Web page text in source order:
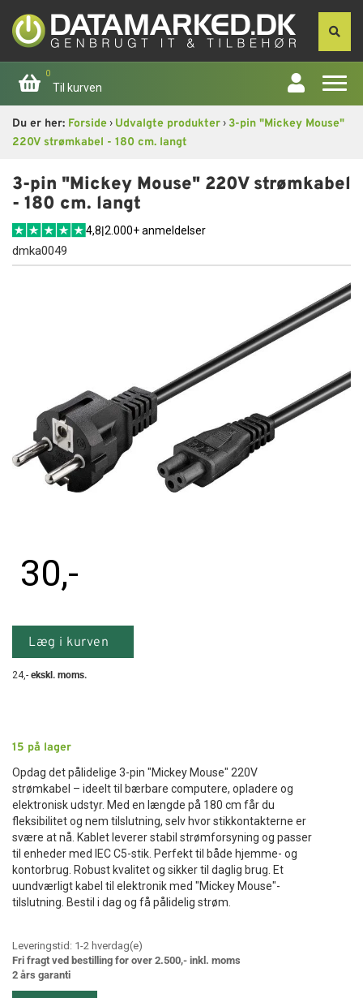
0
Til kurven
Forside
Apple
Skærme
Reparationer og RMA
Reservedele
Log ind
Du er her: Forside› Udvalgte produkter› 3-pin "Mickey Mouse"
220V strømkabel - 180 cm. langt
3-pin "Mickey Mouse" 220V strømkabel
- 180 cm. langt
4,8|2.000+ anmeldelser
dmka0049
15 på lager
Opdag det pålidelige 3-pin "Mickey Mouse" 220V
strømkabel – ideelt til bærbare computere, opladere og
elektronisk udstyr. Med en længde på 180 cm får du
fleksibilitet og nem tilslutning, selv hvor stikkontakterne er
svære at nå. Kablet leverer stabil strømforsyning og passer
til enheder med IEC C5-stik. Perfekt til både hjemme- og
kontorbrug. Robust kvalitet og sikker til daglig brug. Et
uundværligt kabel til elektronik med "Mickey Mouse"-
tilslutning. Bestil i dag og få pålidelig strøm.
30,-
Læg i kurven
24,- ekskl. moms.
Leveringstid: 1-2 hverdag(e)
Fri fragt ved bestilling for over 2.500,- inkl. moms
2 års garanti